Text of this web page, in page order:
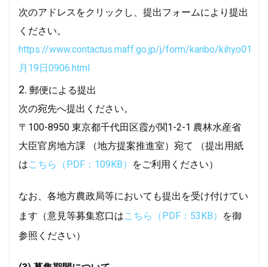
次のアドレスをクリックし、提出フォームにより提出
ください。
https://www.contactus.maff.go.jp/j/form/kanbo/kihyo01
月19日0906.html
郵便による提出
次の宛先へ提出ください。
〒100-8950 東京都千代田区霞が関1-2-1 農林水産省
大臣官房地方課 （地方提案推進室）宛て （提出用紙
はこちら（PDF：109KB） をご利用ください）
なお、各地方農政局等においても提出を受け付けてい
ます（意見等募集窓口はこちら（PDF：53KB）
を御
参照ください）